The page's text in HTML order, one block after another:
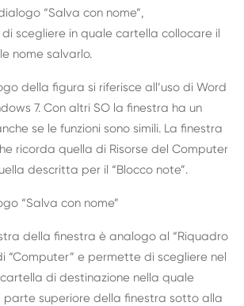
“Salva con nome”,
scegliere in quale cartella collocare il
nome salvarlo.
della figura si riferisce all’uso di Word
7. Con altri SO la finestra ha un
se le funzioni sono simili. La finestra
ricorda quella di Risorse del Computer
descritta per il “Blocco note”.
“Salva con nome”
della finestra è analogo al “Riquadro
“Computer” e permette di scegliere nel
di destinazione nella quale
parte superiore della finestra sotto alla